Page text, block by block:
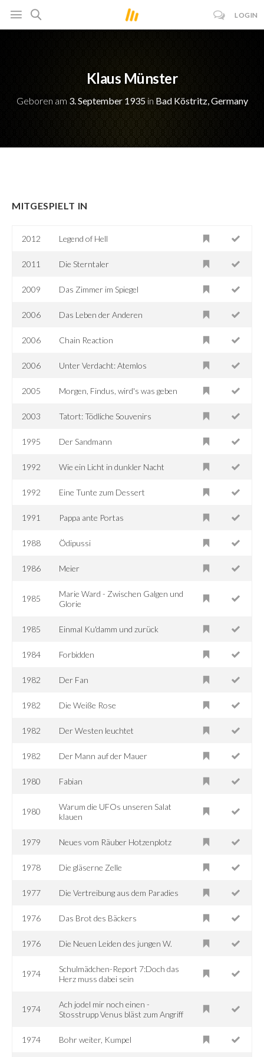
LOGIN
Klaus Münster
Geboren am 3. September 1935in Bad Köstritz, Germany
MITGESPIELT IN
2012 Legend of Hell
2011 Die Sterntaler
2009 Das Zimmer im Spiegel
2006 Das Leben der Anderen
2006 Chain Reaction
2006 Unter Verdacht: Atemlos
2005 Morgen, Findus, wird's was geben
2003 Tatort: Tödliche Souvenirs
1995 Der Sandmann
1992 Wie ein Licht in dunkler Nacht
1992 Eine Tunte zum Dessert
1991 Pappa ante Portas
1988 Ödipussi
1986 Meier
1985
Marie Ward - Zwischen Galgen und
Glorie
1985 Einmal Ku'damm und zurück
1984 Forbidden
1982 Der Fan
1982 Die Weiße Rose
1982 Der Westen leuchtet
1982 Der Mann auf der Mauer
1980 Fabian
1980
Warum die UFOs unseren Salat
klauen
1979 Neues vom Räuber Hotzenplotz
1978 Die gläserne Zelle
1977 Die Vertreibung aus dem Paradies
1976 Das Brot des Bäckers
1976 Die Neuen Leiden des jungen W.
1974
Schulmädchen-Report 7:Doch das
Herz muss dabei sein
1974
Ach jodel mir noch einen -
Stosstrupp Venus bläst zum Angriff
1974 Bohr weiter, Kumpel